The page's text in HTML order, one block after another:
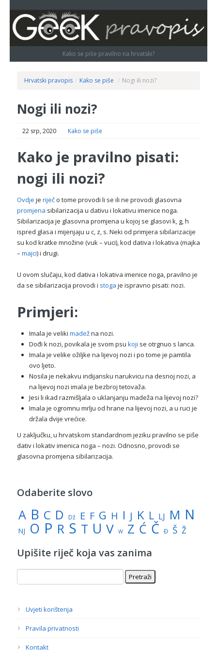
Kako se piše pravilno na hrvatski?
Hrvatski pravopis / Kako se piše / Nogi ili nozi?
Nogi ili nozi?
22 srp, 2020 Kako se piše
Kako je pravilno pisati:
nogi ili nozi?
Ovdje je riječo tome provodi li se ili ne provodi glasovna
promjena sibilarizacija u dativu i lokativu imenice noga.
Sibilarizacija je glasovna promjena u kojoj se glasovi k, g, h
ispred glasa i mijenjaju u c, z, s. Neki od primjera sibilarizacije
su kod kratke množine (vuk – vuci), kod dativa i lokativa (majka
– majci) i drugi.
U ovom slučaju, kod dativa i lokativa imenice noga, pravilno je
da se sibilarizacija provodi i stoga je ispravno pisati: nozi.
Primjeri:
Imala je veliki madežna nozi.
Dođi k nozi, povikala je svom psu koji se otrgnuo s lanca.
Imala je velike ožiljke na lijevoj nozi i po tome je pamtila
ovo ljeto.
Nosila je nekakvu indijansku narukvicu na desnoj nozi, a
na lijevoj nozi imala je bezbroj tetovaža.
Jesi li ikad razmišljala o uklanjanju madeža na lijevoj nozi?
Imala je ogromnu mrlju od hrane na lijevoj nozi, a u ruci je
držala dvije vrećice.
U zaključku, u hrvatskom standardnom jeziku pravilno se piše
dativ i lokativ imenica noga – nozi. Odnosno, provodi se
glasovna promjena sibilarizacija.
Odaberite slovo
A B C D Dž E F G H I J K L LJ M N
NJ O P R S T U V W Z Ć Č Đ Š Ž
Upišite riječ koja vas zanima
Uvjeti korištenja
Pravila privatnosti
Kontakt